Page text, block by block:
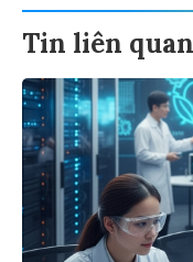
Tin liên quan